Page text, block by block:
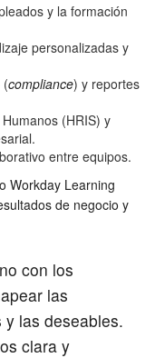
y la formación
personalizadas y
(compliance) y reportes
(HRIS) y
entre equipos.
Workday Learning
de negocio y
con los
las
las deseables.
clara y